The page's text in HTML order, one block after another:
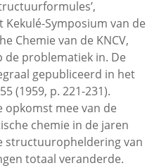
Symposium van de
Chemie van de KNCV,
problematiek in. De
gepubliceerd in het
(1959, p. 221-231).
opkomst mee van de
chemie in de jaren
structuuropheldering van
totaal veranderde.